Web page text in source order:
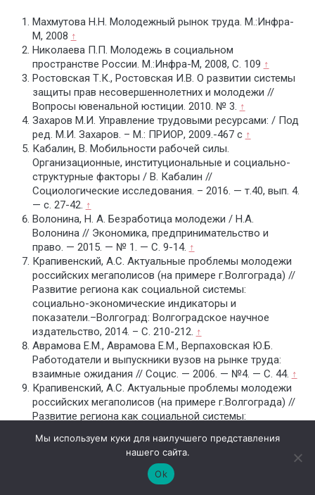
Махмутова Н.Н. Молодежный рынок труда. М.:Инфра-
М, 2008 ↑
Николаева П.П. Молодежь в социальном
пространстве России. М.:Инфра-М, 2008, С. 109 ↑
Ростовская Т.К., Ростовская И.В. О развитии системы
защиты прав несовершеннолетних и молодежи //
Вопросы ювенальной юстиции. 2010. № 3. ↑
Захаров М.И. Управление трудовыми ресурсами: / Под
ред. М.И. Захаров. – М.: ПРИОР, 2009.-467 с ↑
Кабалин, В. Мобильности рабочей силы.
Организационные, институциональные и социально-
структурные факторы / В. Кабалин //
Социологические исследования. – 2016. — т.40, вып. 4.
— с. 27-42. ↑
Волонина, Н. А. Безработица молодежи / Н.А.
Волонина // Экономика, предпринимательство и
право. — 2015. — № 1. — С. 9-14. ↑
Крапивенский, А.С. Актуальные проблемы молодежи
российских мегаполисов (на примере г.Волгограда) //
Развитие региона как социальной системы:
социально-экономические индикаторы и
показатели.–Волгоград: Волгоградское научное
издательство, 2014. – С. 210-212. ↑
Аврамова Е.М., Аврамова Е.М., Верпаховская Ю.Б.
Работодатели и выпускники вузов на рынке труда:
взаимные ожидания // Социс. — 2006. — №4. — С. 44. ↑
Крапивенский, А.С. Актуальные проблемы молодежи
российских мегаполисов (на примере г.Волгограда) //
Развитие региона как социальной системы:
–Волгоград: Волгоградское научное издательство,
↑
Шерер, И.Н. Современное решение проблем молодежи
на рынке труда в регионах // Электронный научно-
Мы используем куки для наилучшего представления
нашего сайта.
Ok